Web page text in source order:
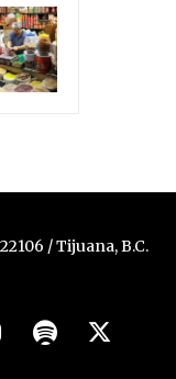
/ Tijuana, B.C.